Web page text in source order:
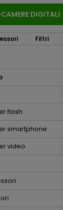
DIGITALI
Filtri
flash
smartphone
video